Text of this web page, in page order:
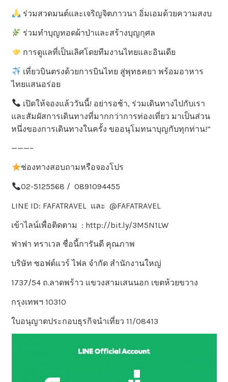
ร่วมสวดมนต์และเจริญจิตภาวนา อิ่มเอมด้วยความสงบ
ร่วมทำบุญทอดผ้าป่าและสร้างบุญกุศล
การดูแลที่เป็นเลิศโดยทีมงานไทยและอินเดีย
เที่ยวบินตรงด้วยการบินไทย สู่พุทธคยา พร้อมอาหาร
ไทยแสนอร่อย
เปิดให้จองแล้ววันนี้! อย่ารอช้า, ร่วมเดินทางไปกับเรา
และสัมผัสการเดินทางที่มากกว่าการท่องเที่ยว มาเป็นส่วน
หนึ่งของการเดินทางในครั้ง ขออนุโมทนาบุญกับทุกท่าน!”
———–
ช่องทางสอบถามหรือจองโปร
02-5125568 / 0891094455
LINE ID: FAFATRAVEL และ @FAFATRAVEL
เข้าไลน์เพื่อติดตาม : http://bit.ly/3M5N1LW
ฟาฟา ทราเวล ชื่อนี้การันตี คุณภาพ
บริษัท ซอฟต์แวร์ ไฟล จำกัด สำนักงานใหญ่
1737/54 ถ.ลาดพร้าว แขวงสามเสนนอก เขตห้วยขวาง
กรุงเทพฯ 10310
ใบอนุญาตประกอบธุรกิจนำเที่ยว 11/08413